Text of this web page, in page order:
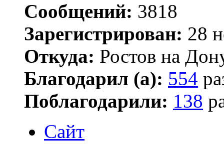
Сообщений: 3818
Зарегистрирован: 28
Откуда: Ростов на
Благодарил (а): 554
Поблагодарили: 138
Сайт